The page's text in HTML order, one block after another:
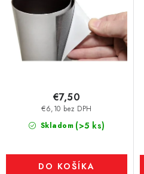
Skladom (>5 ks)
€6,10 bez DPH
€7,50
DO KOŠÍKA